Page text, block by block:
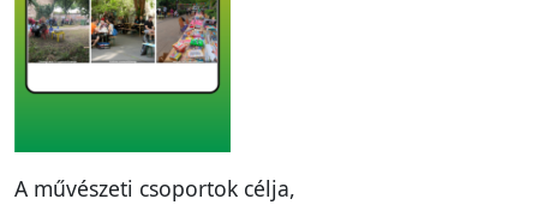
A művészeti csoportok célja,